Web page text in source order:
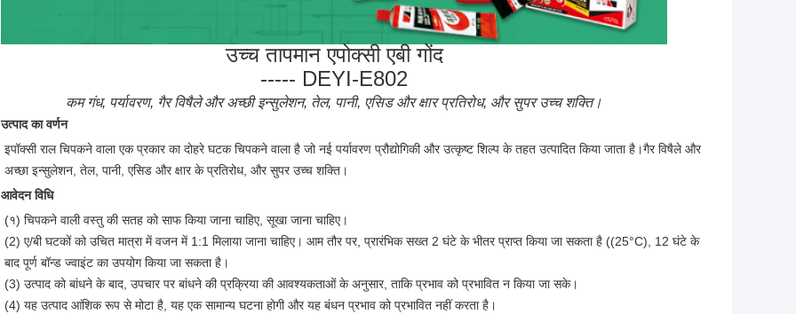
उच्च तापमान एपोक्सी एबी गोंद
----- DEYI-E802
कम गंध, पर्यावरण, गैर विषैले और अच्छी इन्सुलेशन, तेल, पानी, एसिड और क्षार प्रतिरोध, और सुपर उच्च शक्ति।
उत्पाद का वर्णन
इपॉक्सी राल चिपकने वाला एक प्रकार का दोहरे घटक चिपकने वाला है जो नई पर्यावरण प्रौद्योगिकी और उत्कृष्ट शिल्प के तहत उत्पादित किया जाता है।गैर विषैले और
अच्छा इन्सुलेशन, तेल, पानी, एसिड और क्षार के प्रतिरोध, और सुपर उच्च शक्ति।
आवेदन विधि
(१) चिपकने वाली वस्तु की सतह को साफ किया जाना चाहिए, सूखा जाना चाहिए।
(2) ए/बी घटकों को उचित मात्रा में वजन में 1:1 मिलाया जाना चाहिए। आम तौर पर, प्रारंभिक सख्त 2 घंटे के भीतर प्राप्त किया जा सकता है ((25°C), 12 घंटे के
बाद पूर्ण बॉन्ड ज्वाइंट का उपयोग किया जा सकता है।
(3) उत्पाद को बांधने के बाद, उपचार पर बांधने की प्रक्रिया की आवश्यकताओं के अनुसार, ताकि प्रभाव को प्रभावित न किया जा सके।
(4) यह उत्पाद आंशिक रूप से मोटा है, यह एक सामान्य घटना होगी और यह बंधन प्रभाव को प्रभावित नहीं करता है।